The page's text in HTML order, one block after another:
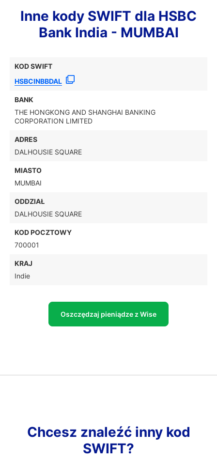
Inne kody SWIFT dla HSBC
Bank India - MUMBAI
KOD SWIFT
HSBCINBBDAL
BANK
THE HONGKONG AND SHANGHAI BANKING
CORPORATION LIMITED
ADRES
DALHOUSIE SQUARE
MIASTO
MUMBAI
ODDZIAŁ
DALHOUSIE SQUARE
KOD POCZTOWY
700001
KRAJ
Indie
Oszczędzaj pieniądze z Wise
Chcesz znaleźć inny kod
SWIFT?